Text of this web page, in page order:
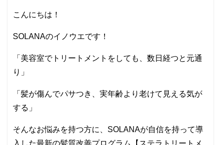
こんにちは！
SOLANAのイノウエです！
「美容室でトリートメントをしても、数日経つと元通
り」
「髪が傷んでパサつき、実年齢より老けて見える気が
する」
そんなお悩みを持つ方に、SOLANAが自信を持って導
入した最新の髪質改善プログラム【ステラトリートメ